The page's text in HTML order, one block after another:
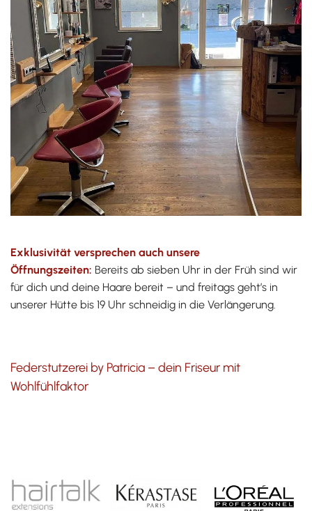
Exklusivität versprechen auch unsere
Öffnungszeiten: Bereits ab sieben Uhr in der Früh sind wir
für dich und deine Haare bereit – und freitags geht’s in
unserer Hütte bis 19 Uhr schneidig in die Verlängerung.
Federstutzerei by Patricia – dein Friseur mit
Wohlfühlfaktor